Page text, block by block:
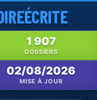
ÉCRITE
1 907
DOSSIERS
02/08/2026
MISE À JOUR